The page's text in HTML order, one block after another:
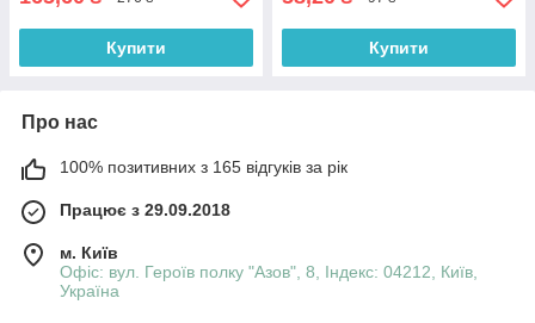
Купити Купити
Про нас
100% позитивних з 165 відгуків за рік
Працює з 29.09.2018
м. Київ
Офіс: вул. Героїв полку "Азов", 8, Індекс: 04212, Київ,
Україна